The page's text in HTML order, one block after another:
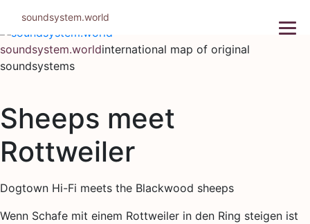
content
soundsystem.worldinternational map of original
soundsystems
Sheeps meet
Rottweiler
Dogtown Hi-Fi meets the Blackwood sheeps
Wenn Schafe mit einem Rottweiler in den Ring steigen ist
soundsystem.world